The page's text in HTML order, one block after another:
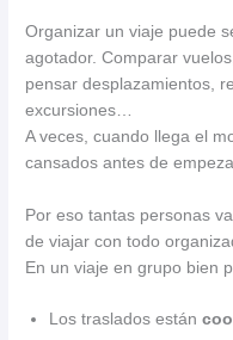
Organizar un viaje puede
agotador. Comparar
pensar desplazamientos,
excursiones…
A veces, cuando llega el
cansados antes de
Por eso tantas personas
de viajar con todo
En un viaje en grupo bien
Los traslados están